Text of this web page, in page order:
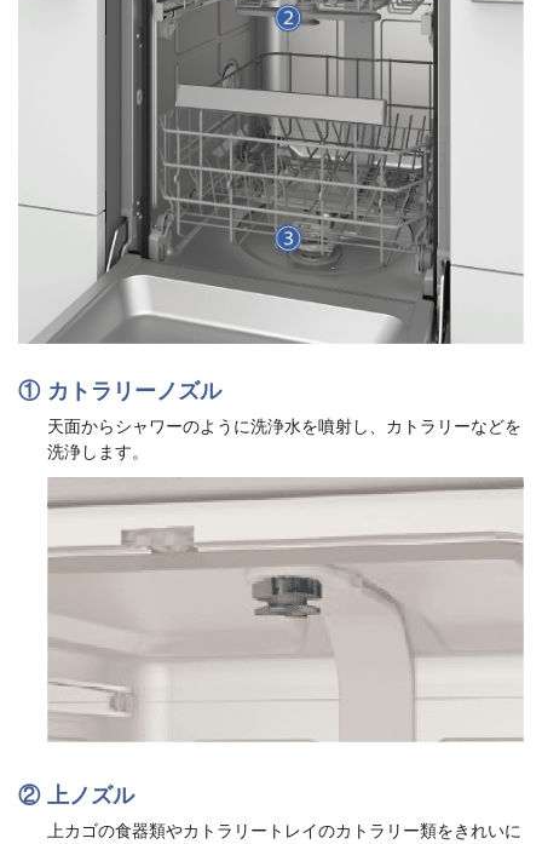
カトラリーノズル
天面からシャワーのように洗浄水を噴射し、カトラリーなどを
洗浄します。
上ノズル
上カゴの食器類やカトラリートレイのカトラリー類をきれいに